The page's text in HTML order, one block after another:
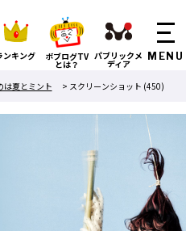
ンキング ボブログTV
とは？
パブリックメ
ディア
は夏とミント > スクリーンショット (450)